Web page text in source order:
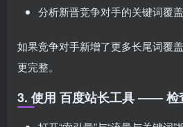
分析新晋竞争对手的关键词覆盖
如果竞争对手新增了更多长尾词覆
更完整。
3. 使用 百度站长工具 —— 检